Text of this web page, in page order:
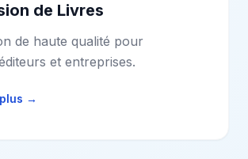
de Livres
de haute qualité pour
et entreprises.
→